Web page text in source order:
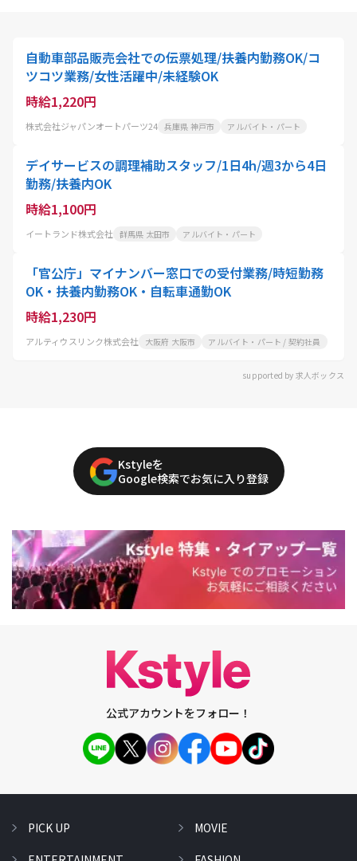
自動車部品販売会社での伝票処理/扶養内勤務OK/コ
ツコツ業務/女性活躍中/未経験OK
時給1,220円
株式会社ジャパンオートパーツ24 兵庫県 神戸市 アルバイト・パート
デイサービスの調理補助スタッフ/1日4h/週3から4日
勤務/扶養内OK
時給1,100円
イートランド株式会社 群馬県 太田市 アルバイト・パート
「官公庁」マイナンバー窓口での受付業務/時短勤務
OK・扶養内勤務OK・自転車通勤OK
時給1,230円
アルティウスリンク株式会社 大阪府 大阪市 アルバイト・パート / 契約社員
supported by 求人ボックス
Kstyleを
Google検索でお気に入り登録
公式アカウントをフォロー！
PICK UP
MOVIE